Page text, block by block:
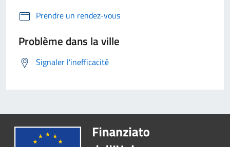
Prendre un rendez-vous
Problème dans la ville
Signaler l'inefficacité